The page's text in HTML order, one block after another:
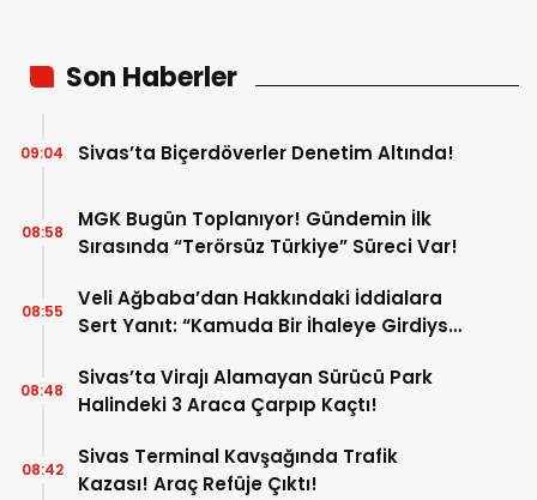
Son Haberler
Sivas’ta Biçerdöverler Denetim Altında!
09:04
MGK Bugün Toplanıyor! Gündemin İlk
Sırasında “Terörsüz Türkiye” Süreci Var!
08:58
Veli Ağbaba’dan Hakkındaki İddialara
Sert Yanıt: “Kamuda Bir İhaleye Girdiysek
08:55
Sivas’ta Virajı Alamayan Sürücü Park
Halindeki 3 Araca Çarpıp Kaçtı!
08:48
Sivas Terminal Kavşağında Trafik
Kazası! Araç Refüje Çıktı!
08:42